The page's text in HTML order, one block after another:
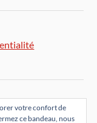
votre confort de
ce bandeau, nous